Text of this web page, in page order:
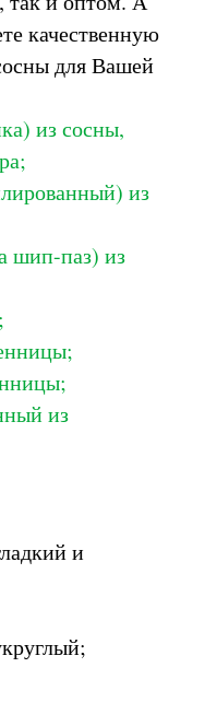
качественную
для Вашей
из сосны,
из
шип-паз) из
из
и